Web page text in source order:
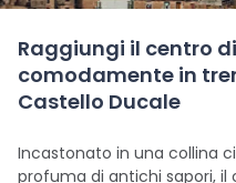
Raggiungi il centro
comodamente in
Castello Ducale
Incastonato in una collina
profuma di antichi sapori, il